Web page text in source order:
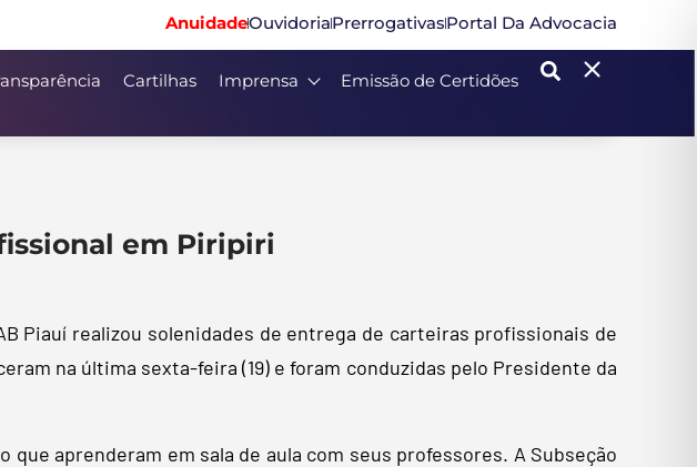
AnuidadeOuvidoriaPrerrogativasPortal Da Advocacia
Cartilhas Imprensa Emissão de Certidões
em Piripiri
Piauí realizou solenidades de entrega de carteiras profissionais de
na última sexta-feira (19) e foram conduzidas pelo Presidente da
aprenderam em sala de aula com seus professores. A Subseção